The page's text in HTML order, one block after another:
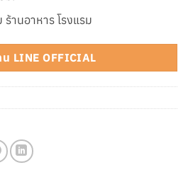
านอาหาร โรงแรม
LINE OFFICIAL